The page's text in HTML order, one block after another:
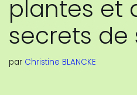
plantes et
secrets de
par Christine BLANCKE